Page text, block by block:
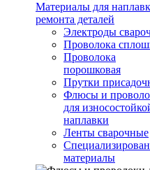
Материалы для
ремонта деталей
Электроды
Проволока
Проволока
порошковая
Прутки
Флюсы и
для
наплавки
Ленты сварочные
материалы